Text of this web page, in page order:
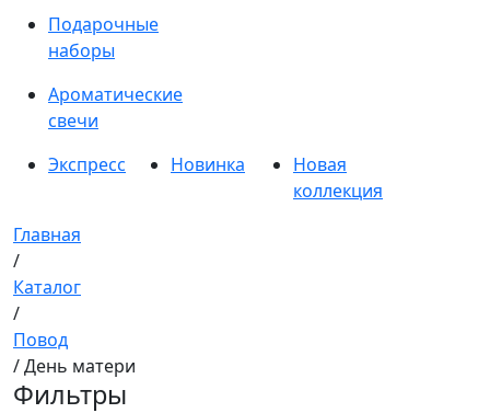
Подарочные
наборы
Ароматические
свечи
Экспресс
Новинка
Новая
коллекция
Главная
/
Каталог
/
Повод
/ День матери
Фильтры